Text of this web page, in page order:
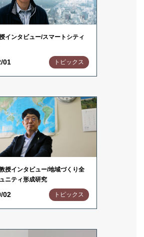
インタビュー/スマートシティ
01 トピックス
授インタビュー/地域づくり全
ニティ形成研究
02 トピックス